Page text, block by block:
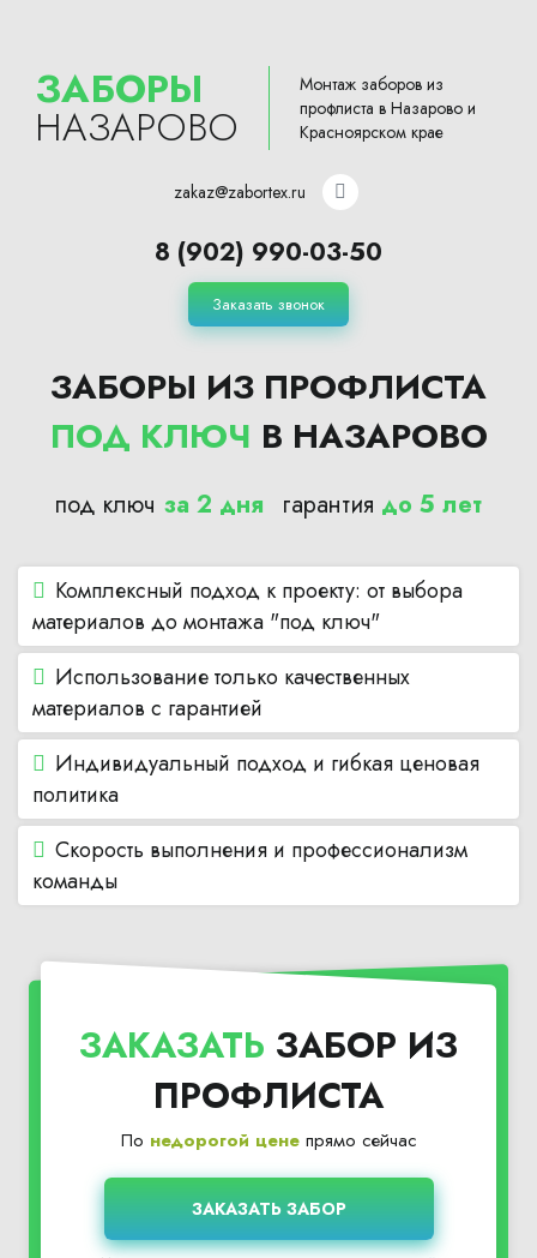
ЗАБОРЫ
НАЗАРОВО
Монтаж заборов из
профлиста в Назарово и
Красноярском крае
zakaz@zabortex.ru
8 (902) 990-03-50
Заказать звонок
ЗАБОРЫ ИЗ ПРОФЛИСТА
ПОД КЛЮЧ В НАЗАРОВО
под ключ за 2 дня гарантия до 5 лет
Комплексный подход к проекту: от выбора
материалов до монтажа "под ключ"
Использование только качественных
материалов с гарантией
Индивидуальный подход и гибкая ценовая
политика
Скорость выполнения и профессионализм
команды
ЗАКАЗАТЬ ЗАБОР ИЗ
ПРОФЛИСТА
По недорогой ценепрямо сейчас